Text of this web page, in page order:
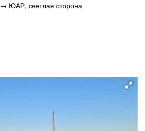
→ ЮАР, светлая сторона